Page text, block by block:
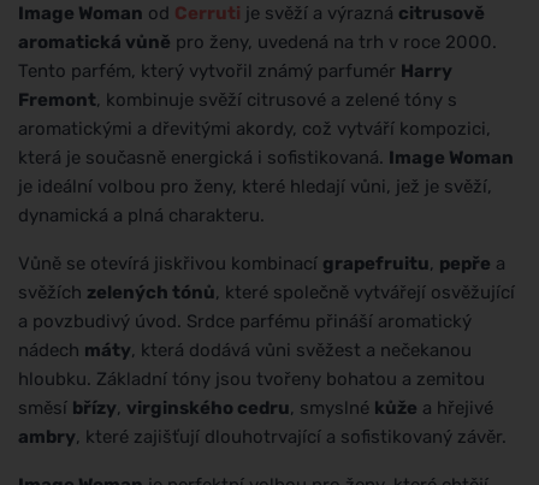
Image Woman od Cerruti je svěží a výrazná citrusově
aromatická vůně pro ženy, uvedená na trh v roce 2000.
Tento parfém, který vytvořil známý parfumér Harry
Fremont, kombinuje svěží citrusové a zelené tóny s
aromatickými a dřevitými akordy, což vytváří kompozici,
která je současně energická i sofistikovaná. Image Woman
je ideální volbou pro ženy, které hledají vůni, jež je svěží,
dynamická a plná charakteru.
Vůně se otevírá jiskřivou kombinací grapefruitu, pepře a
svěžích zelených tónů, které společně vytvářejí osvěžující
a povzbudivý úvod. Srdce parfému přináší aromatický
nádech máty, která dodává vůni svěžest a nečekanou
hloubku. Základní tóny jsou tvořeny bohatou a zemitou
směsí břízy, virginského cedru, smyslné kůže a hřejivé
ambry, které zajišťují dlouhotrvající a sofistikovaný závěr.